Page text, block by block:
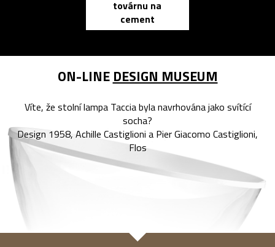
továrnu na
cement
ON-LINE DESIGN MUSEUM
Víte, že stolní lampa Taccia byla navrhována jako svítící
socha?
Design 1958, Achille Castiglioni a Pier Giacomo Castiglioni,
Flos